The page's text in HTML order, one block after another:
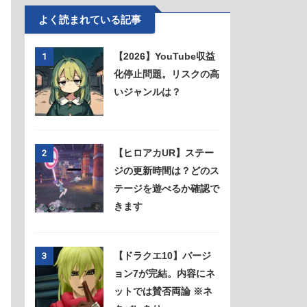
よく読まれている記事
1
【2026】YouTube収益
化停止問題。リスクの高
いジャンルは？
2
【ヒロアカUR】ステー
ジの更新時間は？どのス
テージを遊べるか確認で
きます
3
【ドラクエ10】バージ
ョン7が完結。内容にネ
ットでは賛否両論 ※ネ